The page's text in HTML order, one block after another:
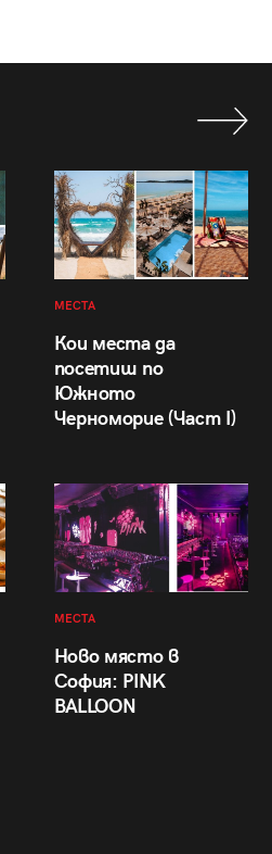
МЕСТА
Кои места да
посетиш по
Южното
Черноморие (Част I)
МЕСТА
Ново място в
София: PINK
BALLOON